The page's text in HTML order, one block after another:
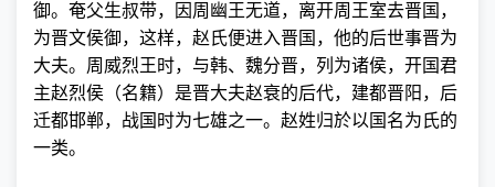
御。奄父生叔带，因周幽王无道，离开周王室去晋国，
为晋文侯御，这样，赵氏便进入晋国，他的后世事晋为
大夫。周威烈王时，与韩、魏分晋，列为诸侯，开国君
主赵烈侯（名籍）是晋大夫赵衰的后代，建都晋阳，后
迁都邯郸，战国时为七雄之一。赵姓归於以国名为氏的
一类。